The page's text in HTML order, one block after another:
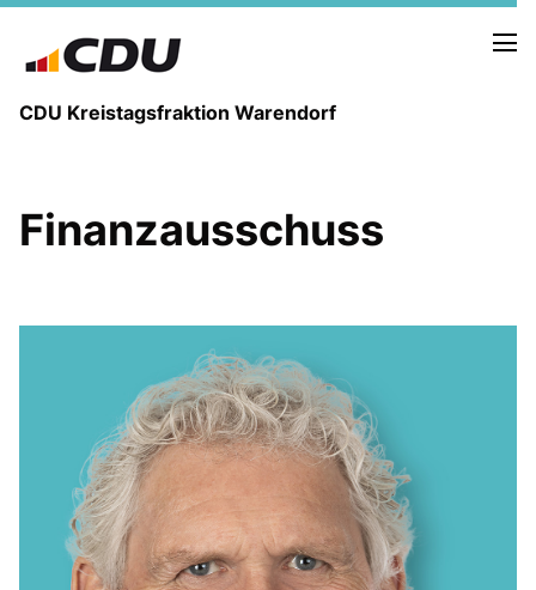
CDU Kreistagsfraktion Warendorf
REDEN UND ANTRÄGE
FRAKTIONSVORSTAND
MITGLIEDER DER CDU-FRAKTION
AUSSCHUSS FÜR KINDER, JUGENDLICHE UND FAMILIEN
AUSSCHUSS FÜR BILDUNG, INTEGRATION, KULTUR UND
SPORT
Finanzausschuss